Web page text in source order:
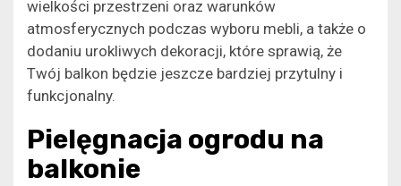
wielkości przestrzeni oraz warunków
atmosferycznych podczas wyboru mebli, a także o
dodaniu urokliwych dekoracji, które sprawią, że
Twój balkon będzie jeszcze bardziej przytulny i
funkcjonalny.
Pielęgnacja ogrodu na
balkonie